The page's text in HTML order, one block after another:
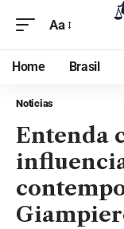
Aa
Home Brasil
Noticias
Entenda